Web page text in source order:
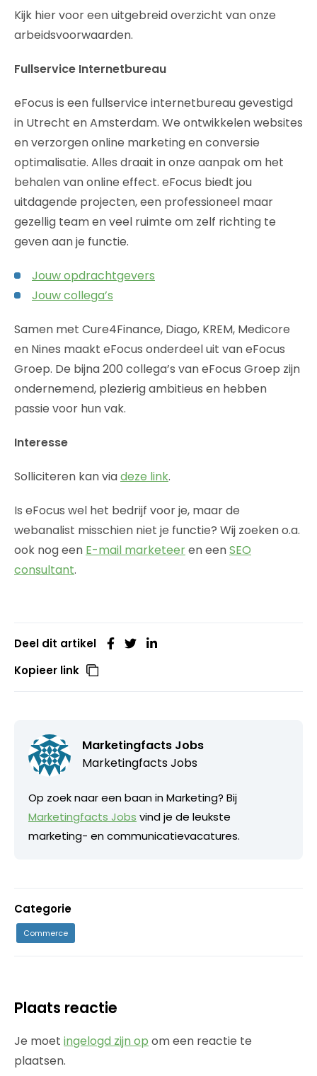
Kijk hier voor een uitgebreid overzicht van onze
arbeidsvoorwaarden.
Fullservice Internetbureau
eFocus is een fullservice internetbureau gevestigd
in Utrecht en Amsterdam. We ontwikkelen websites
en verzorgen online marketing en conversie
optimalisatie. Alles draait in onze aanpak om het
behalen van online effect. eFocus biedt jou
uitdagende projecten, een professioneel maar
gezellig team en veel ruimte om zelf richting te
geven aan je functie.
Jouw opdrachtgevers
Jouw collega’s
Samen met Cure4Finance, Diago, KREM, Medicore
en Nines maakt eFocus onderdeel uit van eFocus
Groep. De bijna 200 collega’s van eFocus Groep zijn
ondernemend, plezierig ambitieus en hebben
passie voor hun vak.
Interesse
Solliciteren kan viadeze link.
Is eFocus wel het bedrijf voor je, maar de
webanalist misschien niet je functie? Wij zoeken o.a.
ook nog een E-mail marketeeren eenSEO
consultant.
Deel dit artikel
Kopieer link
Marketingfacts Jobs
Marketingfacts Jobs
Op zoek naar een baan in Marketing? Bij
Marketingfacts Jobs vind je de leukste
marketing- en communicatievacatures.
Categorie
Commerce
Plaats reactie
Je moet ingelogd zijn op om een reactie te
plaatsen.